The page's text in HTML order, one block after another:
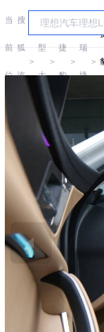
当
前
位
搜
狐
汽
＞
车
型
大
全
＞
捷
豹
＞
奇
瑞
捷
＞